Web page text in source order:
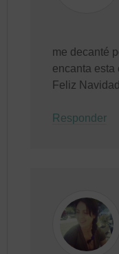
me decanté
encanta esta
Feliz Navidad
Responder